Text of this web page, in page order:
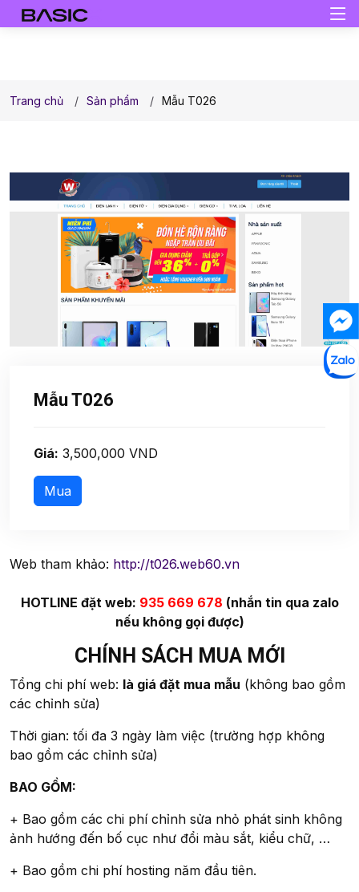
Trang chủ Sản phẩm Mẫu T026
Mẫu T026
Giá: 3,500,000 VND
Web tham khảo: http://t026.web60.vn
HOTLINE đặt web: 935 669 678 (nhắn tin qua zalo
nếu không gọi được)
CHÍNH SÁCH MUA MỚI
Tổng chi phí web: là giá đặt mua mẫu (không bao gồm
các chỉnh sửa)
Thời gian: tối đa 3 ngày làm việc (trường hợp không
bao gồm các chỉnh sửa)
BAO GỒM:
+ Bao gồm các chi phí chỉnh sửa nhỏ phát sinh không
ảnh hướng đến bố cục như đổi màu sắt, kiểu chữ, …
+ Bao gồm chi phí hosting năm đầu tiên.